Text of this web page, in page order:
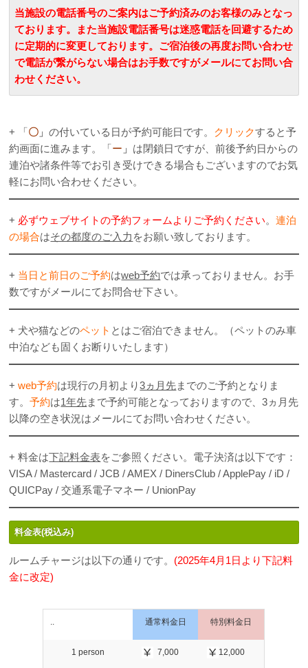
当施設の電話番号のご案内はご予約済みのお客様のみとなっ
ております。また当施設電話番号は迷惑電話を回避するため
に定期的に変更しております。ご宿泊後の再度お問い合わせ
で電話が繋がらない場合はお手数ですがメールにてお問い合
わせください。
+ 「〇 」の付いている日が予約可能日です。 クリックすると予
約画面に進みます。「ー 」 は閉鎖日ですが、前後予約日からの
連泊や諸条件等でお引き受けできる場合もございますのでお気
軽にお問い合わせください。
+ 必ずウェブサイトの予約フォームよりご予約ください。連泊
の場合はその都度のご入力 をお願い致しております。
+ 当日と前日のご予約はweb予約では承っておりません。お手
数ですがメールにてお問合せ下さい。
+ 犬や猫などのペット とはご宿泊できません。（ペットのみ車
中泊なども固くお断りいたします）
+web予約は現行の月初より3ヵ月先までのご予約となりま
す。予約は1年先まで予約可能となっておりますので、3ヵ月先
以降の空き状況はメールにてお問い合わせください。
+ 料金は下記料金表をご参照ください。電子決済は以下です：
VISA / Mastercard / JCB / AMEX / DinersClub / ApplePay / iD /
QUICPay / 交通系電子マネー / UnionPay
料金表(税込み)
ルームチャージは以下の通りです。 (2025年4月1日より下記料
金に改定)
.. 通常料金日 特別料金日
1 person 7,000 12,000